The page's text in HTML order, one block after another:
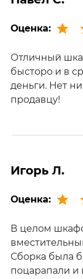
Оценка:
Отличный
бысторо и в
деньги. Нет
продавцу!
Игорь Л.
Оценка:
В целом
Сборка была
поцарапали и